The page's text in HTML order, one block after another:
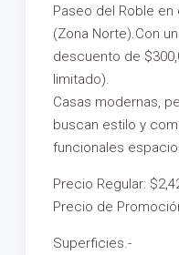
Paseo del Roble en
(Zona Norte).Con
descuento de
limitado).
Casas modernas,
buscan estilo y
funcionales
Precio Regular:
Precio de
Superficies.-